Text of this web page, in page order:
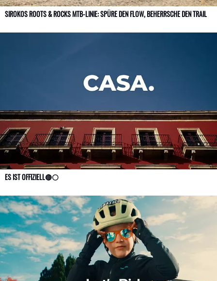
SIROKOS ROOTS & ROCKS MTB-LINIE: SPÜRE DEN FLOW, BEHERRSCHE DEN TRAIL
ES IST OFFIZIELL🔴⚪